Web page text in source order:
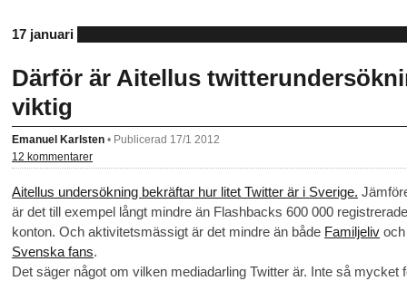
17 januari
Därför är Aitellus
viktig
Emanuel Karlsten • Publicerad 17/1 2012
12 kommentarer
Aitellus undersökning bekräftar hur litet Twitter är i Sverige.
är det till exempel långt mindre än Flashbacks 600 000 registrerade
konton. Och aktivitetsmässigt är det mindre än både Familjeliv och
Svenska fans.
Det säger något om vilken mediadarling Twitter är. Inte så mycket